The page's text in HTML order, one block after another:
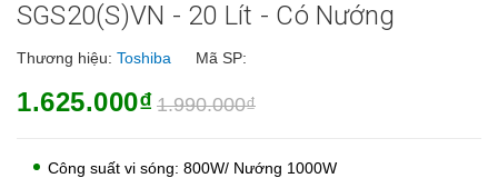
SGS20(S)VN - 20 Lít - Có Nướng
Thương hiệu: Toshiba Mã SP:
1.625.000₫ 1.990.000₫
Công suất vi sóng: 800W/ Nướng 1000W